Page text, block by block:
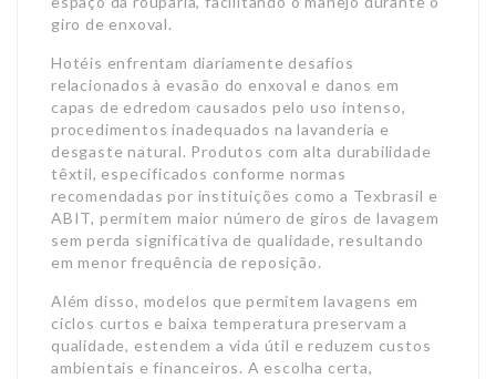
giro de enxoval.
Hotéis enfrentam diariamente desafios
relacionados à evasão do enxoval e danos em
capas de edredom causados pelo uso intenso,
procedimentos inadequados na lavanderia e
desgaste natural. Produtos com alta durabilidade
têxtil, especificados conforme normas
recomendadas por instituições como a Texbrasil e
ABIT, permitem maior número de giros de lavagem
sem perda significativa de qualidade, resultando
em menor frequência de reposição.
Além disso, modelos que permitem lavagens em
ciclos curtos e baixa temperatura preservam a
qualidade, estendem a vida útil e reduzem custos
ambientais e financeiros. A escolha certa,